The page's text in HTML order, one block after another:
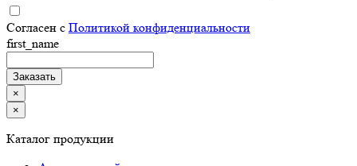
Согласен с Политикой конфиденциальности
first_name
×
×
Каталог продукции